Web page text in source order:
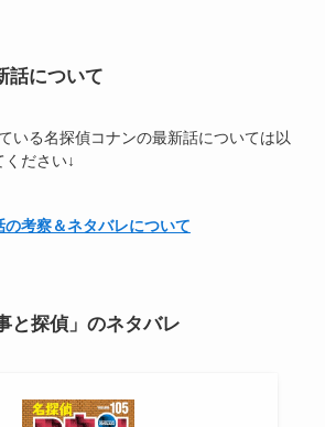
話について
いる名探偵コナンの最新話については以
ださい↓
考察＆ネタバレについて
と探偵」のネタバレ